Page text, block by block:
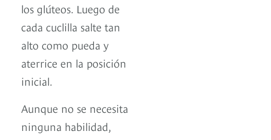
los glúteos. Luego de
cada cuclilla salte tan
alto como pueda y
aterrice en la posición
inicial.
Aunque no se necesita
ninguna habilidad,